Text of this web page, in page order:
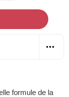
formule de la